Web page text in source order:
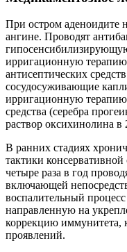
При остром аденоидите
ангине. Проводят
ирригационную
антисептических
сосудосуживающие
ирригационную
средства (серебра
раствор оксихинолина в
В ранних стадиях
тактики
четыре раза в год
включающей
воспалительный
направленную на
коррекцию иммунитета,
проявлений.